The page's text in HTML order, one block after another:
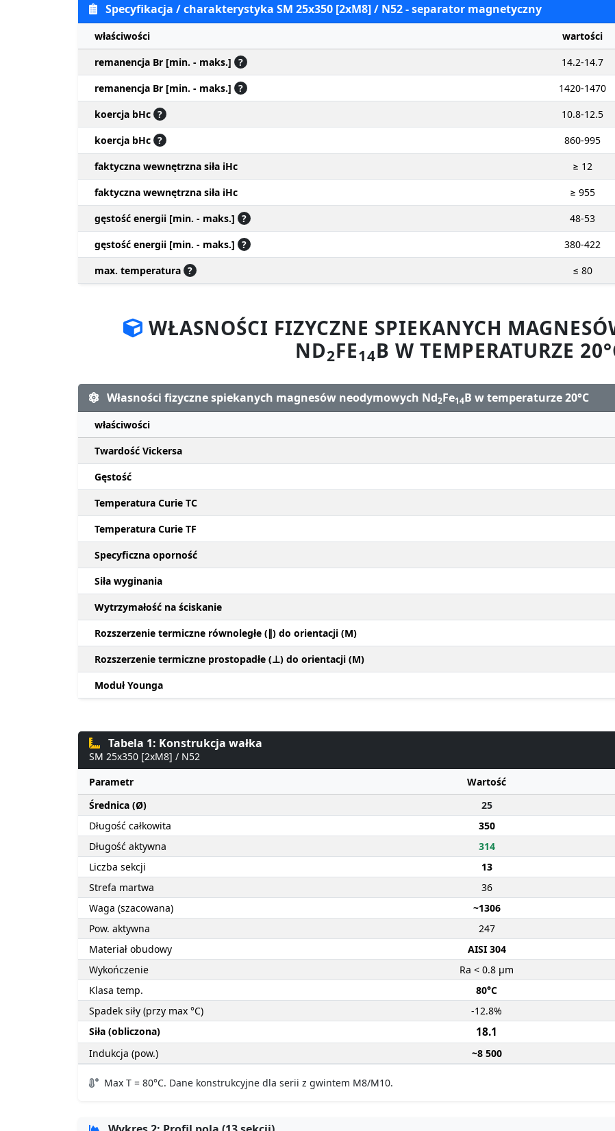
Specyfikacja / charakterystyka SM 25x350 [2xM8] / N52 - separator magnetyczny
właściwości wartości
remanencja Br [min. - maks.] ? 14.2-14.7
remanencja Br [min. - maks.] ? 1420-1470
koercja bHc ? 10.8-12.5
koercja bHc ? 860-995
faktyczna wewnętrzna siła iHc
≥ 12
faktyczna wewnętrzna siła iHc
≥ 955
gęstość energii [min. - maks.] ? 48-53
gęstość energii [min. - maks.] ? 380-422
max. temperatura ? ≤ 80
WŁASNOŚCI FIZYCZNE SPIEKANYCH
ND2FE14B W TEMPERATURZE
Własności fizyczne spiekanych magnesów neodymowych Nd2Fe14B w temperaturze 20°C
właściwości
Twardość Vickersa
Gęstość
Temperatura Curie TC
Temperatura Curie TF
Specyficzna oporność
Siła wyginania
Wytrzymałość na ściskanie
Rozszerzenie termiczne równoległe (∥) do orientacji (M)
Rozszerzenie termiczne prostopadłe (⊥) do orientacji (M)
Moduł Younga
Tabela 1: Konstrukcja wałka
SM 25x350 [2xM8] / N52
Parametr
Wartość
Średnica (Ø)
25
Długość całkowita
350
Długość aktywna
314
Liczba sekcji
13
Strefa martwa
36
Waga (szacowana) ~1306
Pow. aktywna
247
Materiał obudowy
AISI 304
Wykończenie Ra < 0.8 µm
Klasa temp. 80°C
Spadek siły (przy max °C) -12.8%
Siła (obliczona) 18.1
Indukcja (pow.)
~8 500
Max T = 80°C. Dane konstrukcyjne dla serii z gwintem M8/M10.